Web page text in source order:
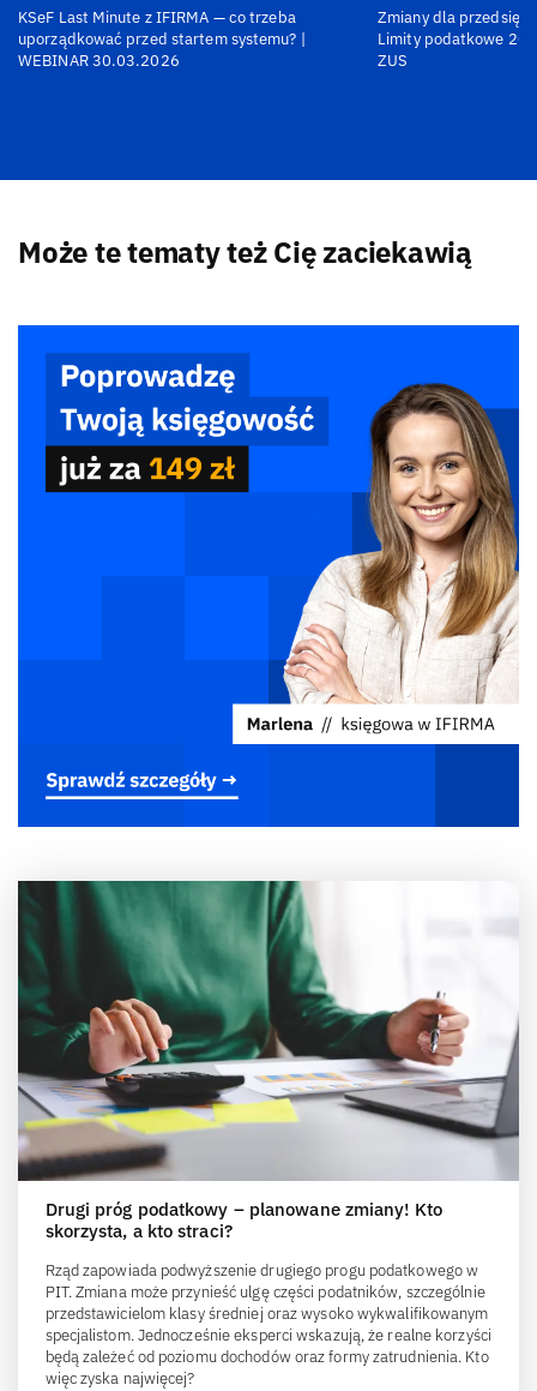
KSeF Last Minute z IFIRMA — co trzeba
uporządkować przed startem systemu? |
WEBINAR 30.03.2026
Zmiany dla
Limity podatkowe
ZUS
Może te tematy też Cię zaciekawią
Drugi próg podatkowy – planowane zmiany! Kto
skorzysta, a kto straci?
Rząd zapowiada podwyższenie drugiego progu podatkowego w
PIT. Zmiana może przynieść ulgę części podatników, szczególnie
przedstawicielom klasy średniej oraz wysoko wykwalifikowanym
specjalistom. Jednocześnie eksperci wskazują, że realne korzyści
będą zależeć od poziomu dochodów oraz formy zatrudnienia. Kto
więc zyska najwięcej?